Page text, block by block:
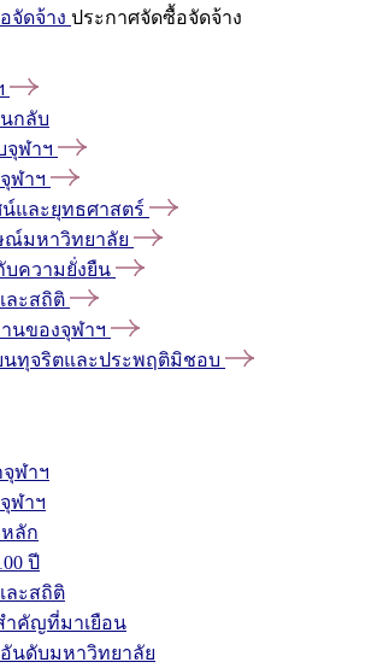
จัดจ้าง ประกาศจัดซื้อจัดจ้าง
กลับ
จุฬาฯ
ฬาฯ
และยุทธศาสตร์
ณ์มหาวิทยาลัย
บความยั่งยืน
ะสถิติ
นของจุฬาฯ
นทุจริตและประพฤติมิชอบ
ฬาฯ
ฬาฯ
ลัก
ปี
ะสถิติ
ำคัญที่มาเยือน
นดับมหาวิทยาลัย